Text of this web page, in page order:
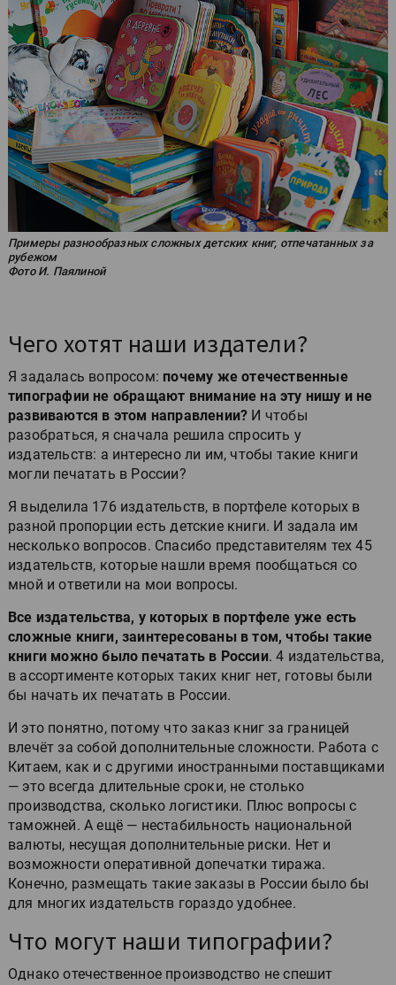
Примеры разнообразных сложных детских книг, отпечатанных за
рубежом
Фото И. Паялиной
Чего хотят наши издатели?
Я задалась вопросом: почему же отечественные
типографии не обращают внимание на эту нишу и не
развиваются в этом направлении? И чтобы
разобраться, я сначала решила спросить у
издательств: а интересно ли им, чтобы такие книги
могли печатать в России?
Я выделила 176 издательств, в портфеле которых в
разной пропорции есть детские книги. И задала им
несколько вопросов. Спасибо представителям тех 45
издательств, которые нашли время пообщаться со
мной и ответили на мои вопросы.
Все издательства, у которых в портфеле уже есть
сложные книги, заинтересованы в том, чтобы такие
книги можно было печатать в России. 4 издательства,
в ассортименте которых таких книг нет, готовы были
бы начать их печатать в России.
И это понятно, потому что заказ книг за границей
влечёт за собой дополнительные сложности. Работа с
Китаем, как и с другими иностранными поставщиками
— это всегда длительные сроки, не столько
производства, сколько логистики. Плюс вопросы с
таможней. А ещё — нестабильность национальной
валюты, несущая дополнительные риски. Нет и
возможности оперативной допечатки тиража.
Конечно, размещать такие заказы в России было бы
для многих издательств гораздо удобнее.
Что могут наши типографии?
Однако отечественное производство не спешит